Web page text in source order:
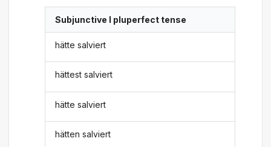
Subjunctive I pluperfect tense
hätte salviert
hättest salviert
hätte salviert
hätten salviert